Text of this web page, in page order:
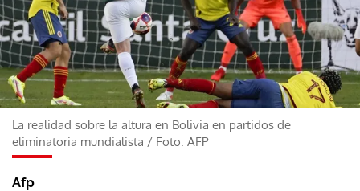
La realidad sobre la altura en Bolivia en partidos de
eliminatoria mundialista / Foto: AFP
Afp